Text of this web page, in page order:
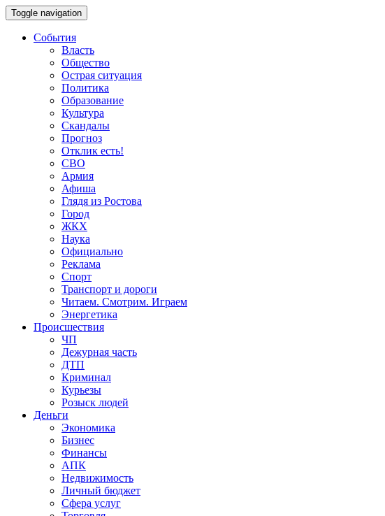
Toggle navigation
События
Власть
Общество
Острая ситуация
Политика
Образование
Культура
Скандалы
Прогноз
Отклик есть!
СВО
Армия
Афиша
Глядя из Ростова
Город
ЖКХ
Наука
Официально
Реклама
Спорт
Транспорт и дороги
Читаем. Смотрим. Играем
Энергетика
Происшествия
ЧП
Дежурная часть
ДТП
Криминал
Курьезы
Розыск людей
Деньги
Экономика
Бизнес
Финансы
АПК
Недвижимость
Личный бюджет
Сфера услуг